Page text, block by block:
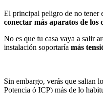
El principal peligro de no tener
conectar más aparatos de los
No es que tu casa vaya a salir
instalación soportaría más
Sin embargo, verás que saltan
Potencia ó ICP) más de lo